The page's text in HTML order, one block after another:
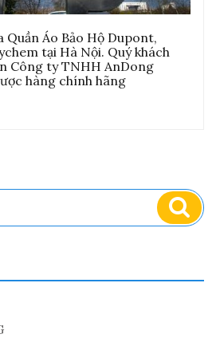
Áo Bảo Hộ Dupont,
tại Hà Nội. Quý khách
Công ty TNHH AnDong
hàng chính hãng